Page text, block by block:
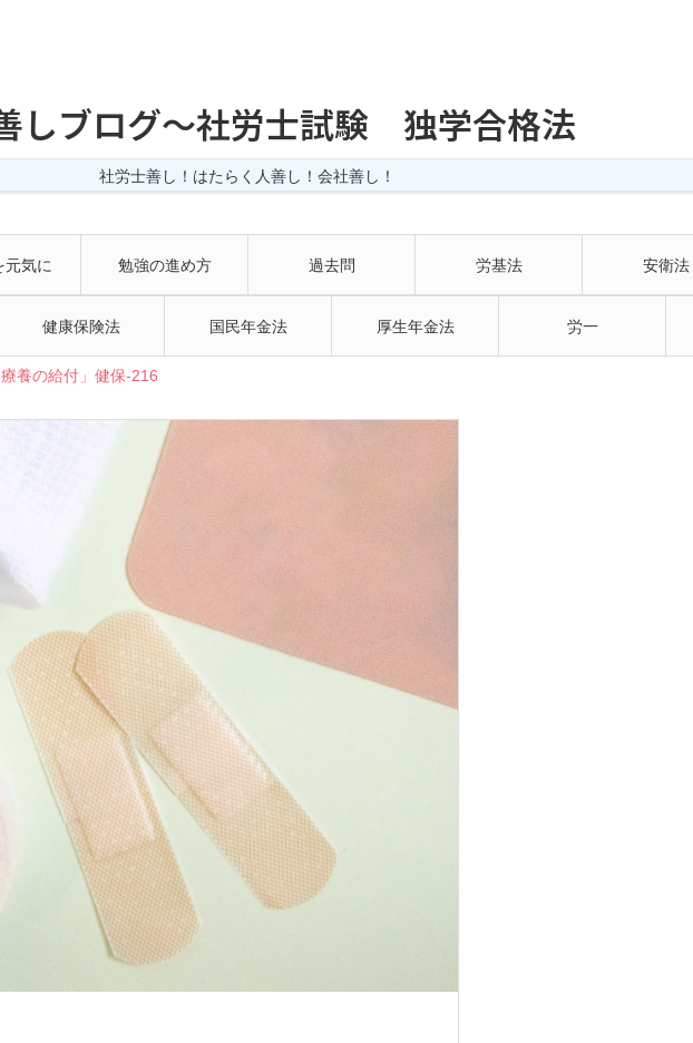
しブログ〜社労士試験 独学合格法
社労士善し！はたらく人善し！会社善し！
元気に 勉強の進め方 過去問 労基法 安衛法
健康保険法 国民年金法 厚生年金法 労一
養の給付」健保-216